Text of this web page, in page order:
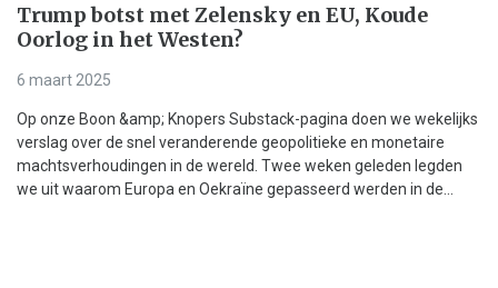
Trump botst met Zelensky en EU, Koude
Oorlog in het Westen?
6 maart 2025
Op onze Boon &amp; Knopers Substack-pagina doen we wekelijks
verslag over de snel veranderende geopolitieke en monetaire
machtsverhoudingen in de wereld. Twee weken geleden legden
we uit waarom Europa en Oekraïne gepasseerd werden in de...